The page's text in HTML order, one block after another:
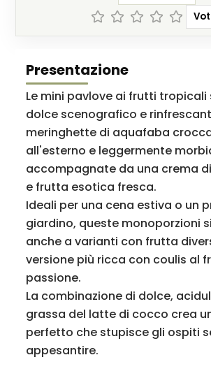
Presentazione
Le mini pavlove ai frutti tropicali
dolce scenografico e
meringhette di aquafaba
all'esterno e leggermente
accompagnate da una crema
e frutta esotica fresca.
Ideali per una cena estiva o un
giardino, queste monoporzioni
anche a varianti con frutta
versione più ricca con coulis al
passione.
La combinazione di dolce,
grassa del latte di cocco crea
perfetto che stupisce gli ospiti
appesantire.